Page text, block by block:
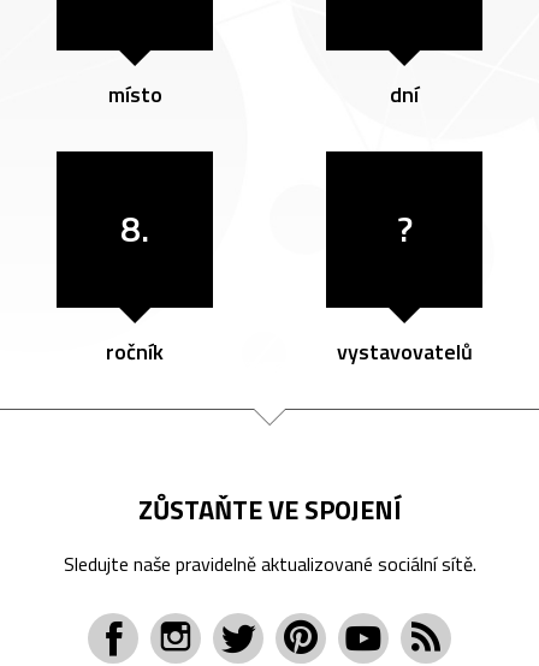
místo dní
8.
ročník
?
vystavovatelů
ZŮSTAŇTE VE SPOJENÍ
Sledujte naše pravidelně aktualizované sociální sítě.